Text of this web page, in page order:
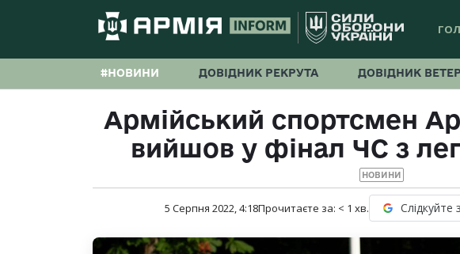
#НОВИНИ ДОВІДНИК РЕКРУТА ДОВІДНИК
Армійський спортсмен
вийшов у фінал ЧС з
НОВИНИ
5 Серпня 2022, 4:18Прочитаєте за: < 1 хв. Слідкуйте